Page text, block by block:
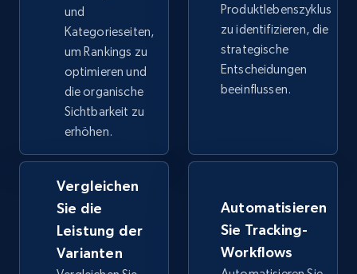
2.4K+ Jetzt anfangen
Google Shopping - collects products from
URL, Product id, Title, Product description,
Rating, Reviews count, Images, Variations, and
more.
2.4K+ Jetzt anfangen
und
Kategorieseiten,
um Rankings zu
optimieren und
die organische
Sichtbarkeit zu
erhöhen.
Produktlebenszyklus
zu identifizieren, die
strategische
Entscheidungen
beeinflussen.
Vergleichen
Sie die
Leistung der
Varianten
Automatisieren
Sie Tracking-
Workflows